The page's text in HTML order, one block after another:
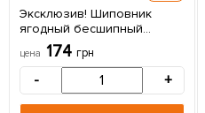
Эксклюзив! Шиповник
ягодный бесшипный
"Тигровый глаз" (Eye of the
tiger) (поливитаминный,
крупноплодный,
морозоустойчивый сорт) 1
саженец в упаковке
цена 174 грн
- +